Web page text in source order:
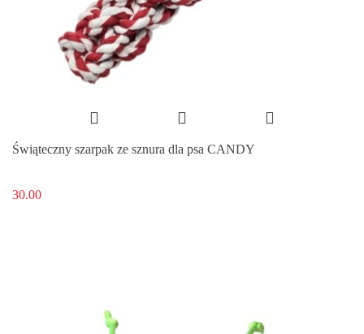
Świąteczny szarpak ze sznura dla psa CANDY
30.00